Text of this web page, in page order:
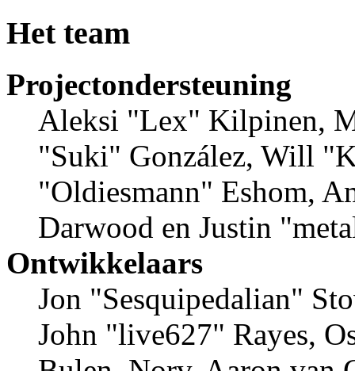
Het team
Projectondersteuning
Aleksi "Lex" Kilpinen,
"Suki" González, Will
"Oldiesmann" Eshom,
Darwood en Justin
Ontwikkelaars
Jon "Sesquipedalian"
John "live627" Rayes,